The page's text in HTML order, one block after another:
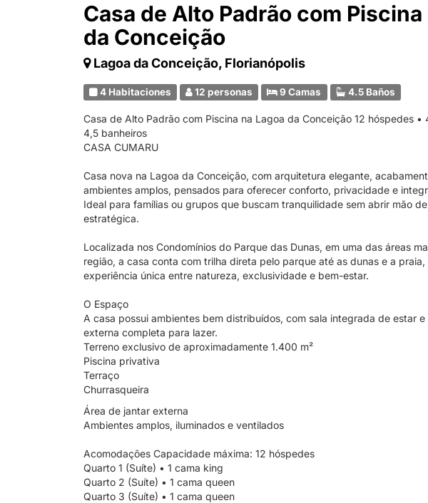
Casa de Alto Padrão com Piscina
da Conceição
Lagoa da Conceição, Florianópolis
4 Habitaciones 12 personas 9 Camas 4.5 Baños
Casa de Alto Padrão com Piscina na Lagoa da Conceição 12 hóspedes •
4,5 banheiros
CASA CUMARU
Casa nova na Lagoa da Conceição, com arquitetura elegante,
ambientes amplos, pensados para oferecer conforto, privacidade e
Ideal para famílias ou grupos que buscam tranquilidade sem abrir mão
estratégica.
Localizada nos Condomínios do Parque das Dunas, em uma das áreas
região, a casa conta com trilha direta pelo parque até as dunas e a
experiência única entre natureza, exclusividade e bem-estar.
O Espaço
A casa possui ambientes bem distribuídos, com sala integrada de estar e
externa completa para lazer.
Terreno exclusivo de aproximadamente 1.400 m²
Piscina privativa
Terraço
Churrasqueira
Área de jantar externa
Ambientes amplos, iluminados e ventilados
Acomodações Capacidade máxima: 12 hóspedes
Quarto 1 (Suíte) • 1 cama king
Quarto 2 (Suíte) • 1 cama queen
Quarto 3 (Suíte) • 1 cama queen